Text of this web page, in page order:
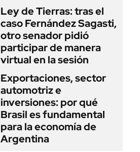
Ley de Tierras: tras el
caso Fernández Sagasti,
otro senador pidió
participar de manera
virtual en la sesión
Exportaciones, sector
automotriz e
inversiones: por qué
Brasil es fundamental
para la economía de
Argentina